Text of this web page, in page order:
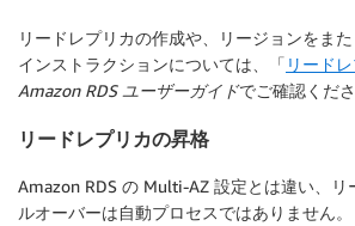
リードレプリカの作成や、リージョンをま
インストラクションについては、「 リード
Amazon RDS ユーザーガイドでご確認くださ
リードレプリカの昇格
Amazon RDS の Multi-AZ 設定とは違い、リ
ルオーバーは自動プロセスではありません